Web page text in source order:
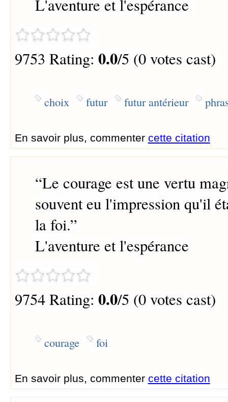
L'aventure et l'espérance
9753 Rating: 0.0/5 (0 votes cast)
choix futur futur antérieur
En savoir plus, commenter cette citation
“Le courage est une vertu
souvent eu l'impression qu'il
la foi.”
L'aventure et l'espérance
9754 Rating: 0.0/5 (0 votes cast)
courage foi
En savoir plus, commenter cette citation